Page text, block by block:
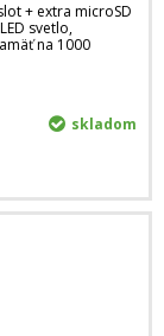
+ extra microSD
svetlo,
na 1000
skladom